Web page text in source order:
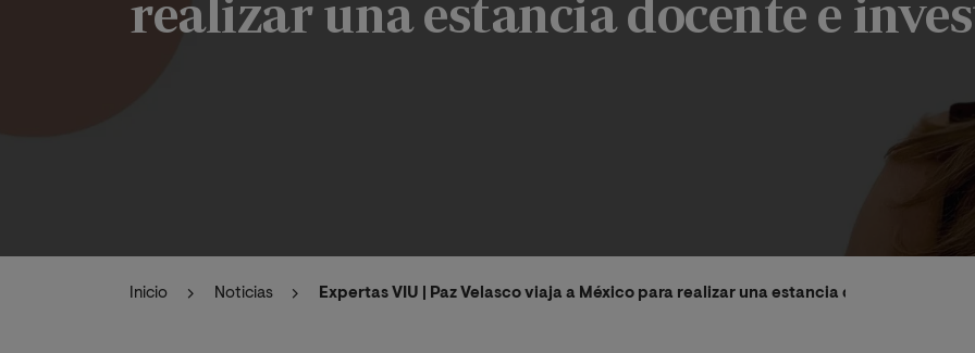
realizar una estancia docente e
Inicio Noticias Expertas VIU | Paz Velasco viaja a México para realizar una estancia docente e